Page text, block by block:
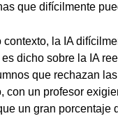
que difícilmente
contexto, la IA
es dicho sobre la IA
que rechazan
con un profesor
un gran porcentaje